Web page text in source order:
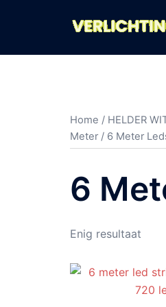
Home / HELDER
Meter / 6 Meter
6
Enig resultaat